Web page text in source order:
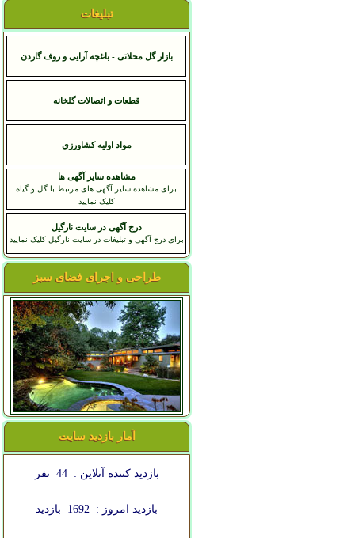
تبلیغات
بازار گل محلاتی - باغچه آرایی و روف گاردن
قطعات و اتصالات گلخانه
مواد اوليه کشاورزي
مشاهده سایر آگهی ها
برای مشاهده سایر آگهی های مرتبط با گل و گیاه
کلیک نمایید
درج آگهی در سایت نارگیل
برای درج آگهی و تبلیغات در سایت نارگیل کلیک نمایید
طراحی و اجرای فضای سبز
آمار بازدید سایت
بازدید کننده آنلاین : 44 نفر
بازدید امروز : 1692 بازدید